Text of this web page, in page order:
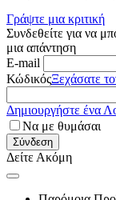
Γράψτε μια κριτική
Συνδεθείτε για να
μια απάντηση
E-mail
ΚώδικόςΞεχάσατε
Δημιουργήστε ένα
Να με θυμάσαι
Σύνδεση
Δείτε Ακόμη